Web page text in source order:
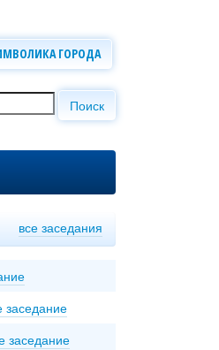
ГОРОДА
поиска
все заседания
заседание
заседание